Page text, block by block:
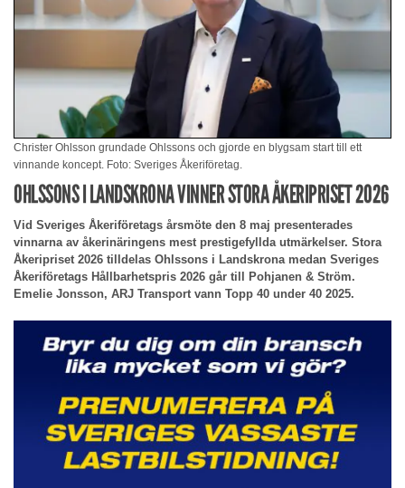
Christer Ohlsson grundade Ohlssons och gjorde en blygsam start till ett
vinnande koncept. Foto: Sveriges Åkeriföretag.
OHLSSONS I LANDSKRONA VINNER STORA ÅKERIPRISET 2026
Vid Sveriges Åkeriföretags årsmöte den 8 maj presenterades
vinnarna av åkerinäringens mest prestigefyllda utmärkelser. Stora
Åkeripriset 2026 tilldelas Ohlssons i Landskrona medan Sveriges
Åkeriföretags Hållbarhetspris 2026 går till Pohjanen & Ström.
Emelie Jonsson, ARJ Transport vann Topp 40 under 40 2025.